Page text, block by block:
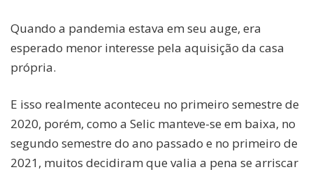
Quando a pandemia estava em seu auge, era
esperado menor interesse pela aquisição da casa
própria.
E isso realmente aconteceu no primeiro semestre de
2020, porém, como a Selic manteve-se em baixa, no
segundo semestre do ano passado e no primeiro de
2021, muitos decidiram que valia a pena se arriscar